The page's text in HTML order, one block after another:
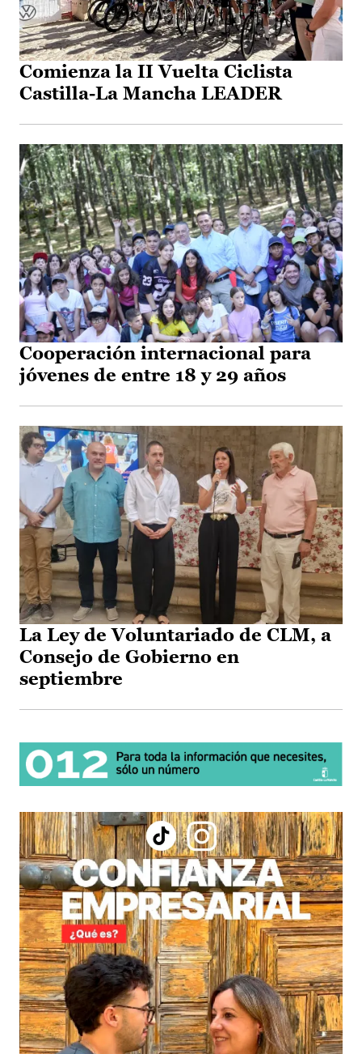
Comienza la II Vuelta Ciclista
Castilla-La Mancha LEADER
Cooperación internacional para
jóvenes de entre 18 y 29 años
La Ley de Voluntariado de CLM, a
Consejo de Gobierno en
septiembre